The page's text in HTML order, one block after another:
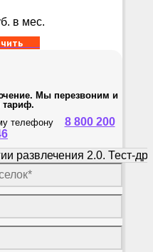
в мес.
Мы перезвоним и
тариф.
телефону 8 800 200